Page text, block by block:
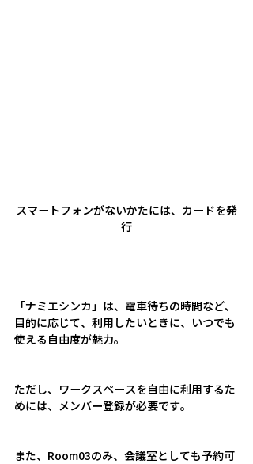
スマートフォンがないかたには、カードを発
行
「ナミエシンカ」は、電車待ちの時間など、
目的に応じて、利用したいときに、いつでも
使える自由度が魅力。
ただし、ワークスペースを自由に利用するた
めには、メンバー登録が必要です。
また、Room03のみ、会議室としても予約可